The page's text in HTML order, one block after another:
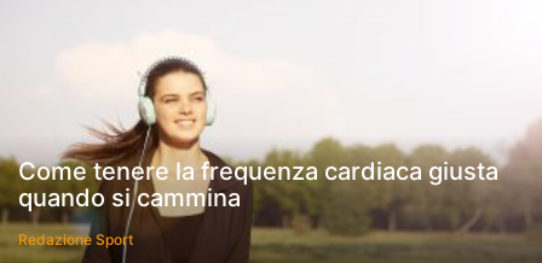
Come tenere la frequenza cardiaca giusta
quando si cammina
Redazione Sport